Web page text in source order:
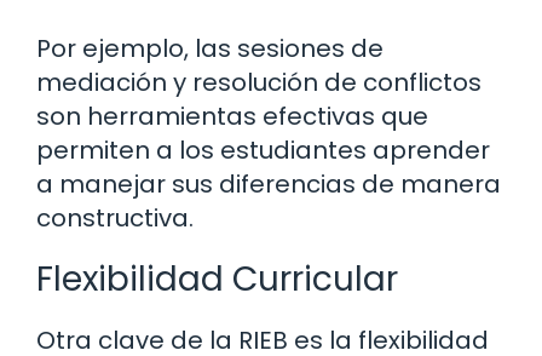
Por ejemplo, las sesiones de
mediación y resolución de conflictos
son herramientas efectivas que
permiten a los estudiantes aprender
a manejar sus diferencias de manera
constructiva.
Flexibilidad Curricular
Otra clave de la RIEB es la flexibilidad